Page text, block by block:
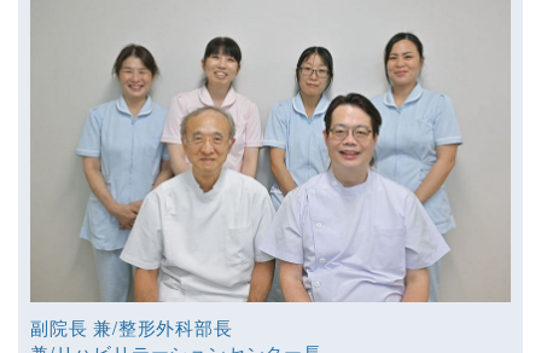
副院長 兼/整形外科部長